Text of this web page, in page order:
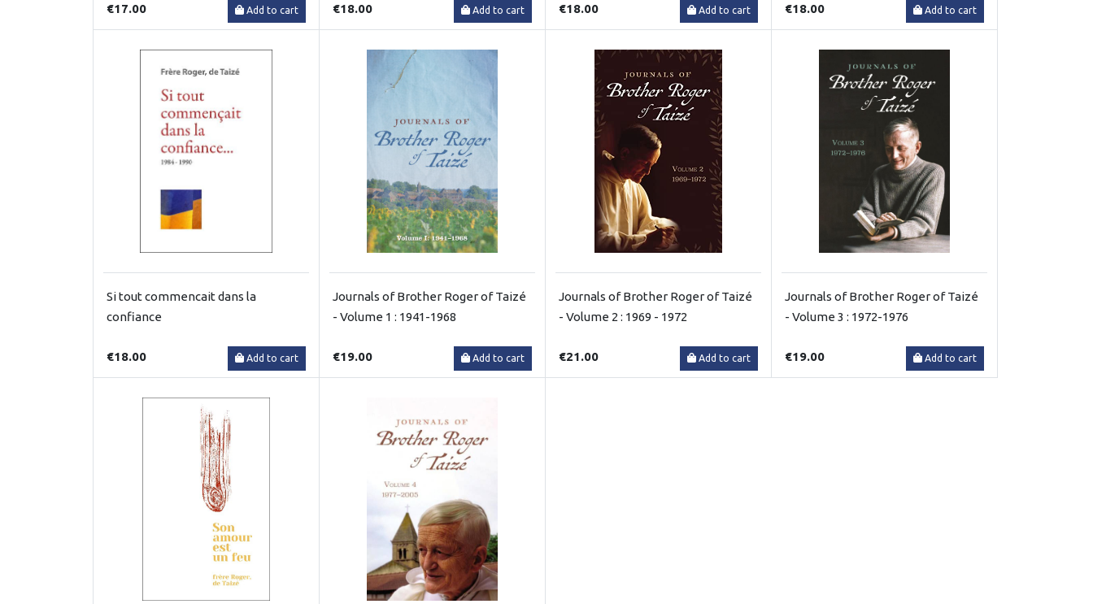
€17.00 Add to cart €18.00 Add to cart €18.00 Add to cart €18.00 Add to cart
Si tout commencait dans la
confiance
€18.00 Add to cart
Journals of Brother Roger of Taizé
- Volume 1 : 1941-1968
€19.00 Add to cart
Journals of Brother Roger of Taizé
- Volume 2 : 1969 - 1972
€21.00 Add to cart
Journals of Brother Roger of Taizé
- Volume 3 : 1972-1976
€19.00 Add to cart